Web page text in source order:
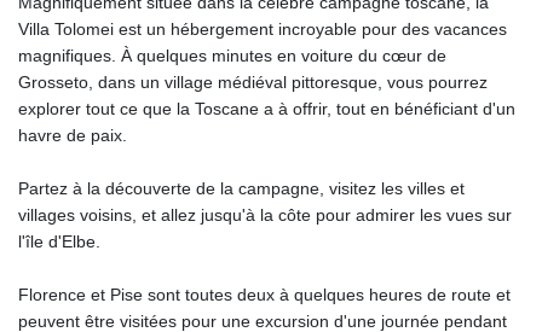
Villa Tolomei est un hébergement incroyable pour des vacances
magnifiques. À quelques minutes en voiture du cœur de
Grosseto, dans un village médiéval pittoresque, vous pourrez
explorer tout ce que la Toscane a à offrir, tout en bénéficiant d'un
havre de paix.
Partez à la découverte de la campagne, visitez les villes et
villages voisins, et allez jusqu'à la côte pour admirer les vues sur
l'île d'Elbe.
Florence et Pise sont toutes deux à quelques heures de route et
peuvent être visitées pour une excursion d'une journée pendant